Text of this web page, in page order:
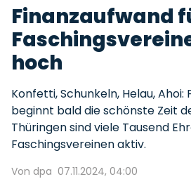
Finanzaufwand
hoch
Konfetti, Schunkeln, Helau, Ahoi:
beginnt bald die schönste Zeit
Thüringen sind viele Tausend
Faschingsvereinen aktiv.
Von dpa 07.11.2024, 04:00